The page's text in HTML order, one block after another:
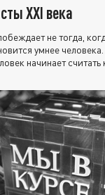
XXI века
не тогда,
умнее
начинает